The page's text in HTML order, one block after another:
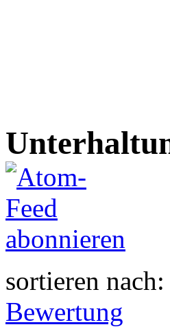
sortieren nach:
Bewertung